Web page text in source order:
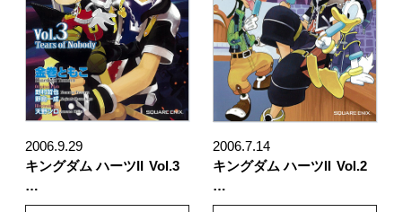
2006.9.29
キングダム ハーツII
Vol.3
…
2006.7.14
キングダム ハーツII
Vol.2
…